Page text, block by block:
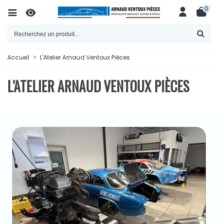
0
Accueil > L'Atelier Arnaud Ventoux Pièces
L'ATELIER ARNAUD VENTOUX PIÈCES